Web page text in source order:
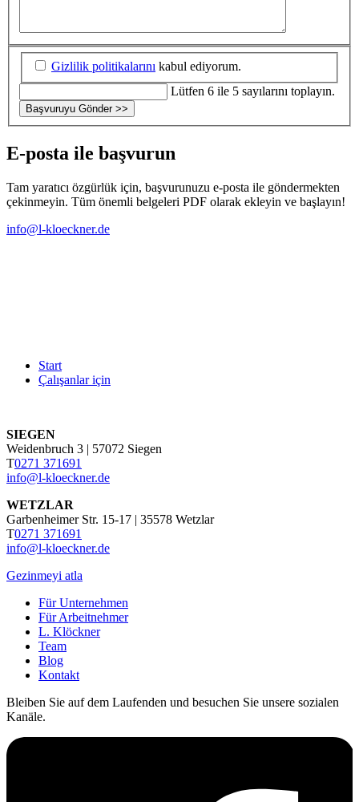
Gizlilik politikalarını kabul ediyorum.
Lütfen 6 ile 5 sayılarını toplayın.
Başvuruyu Gönder >>
E-posta ile başvurun
Tam yaratıcı özgürlük için, başvurunuzu e-posta ile göndermekten
çekinmeyin. Tüm önemli belgeleri PDF olarak ekleyin ve başlayın!
info@l-kloeckner.de
Start
Çalışanlar için
SIEGEN
Weidenbruch 3 | 57072 Siegen
T0271 371691
info@l-kloeckner.de
WETZLAR
Garbenheimer Str. 15-17 | 35578 Wetzlar
T0271 371691
info@l-kloeckner.de
Gezinmeyi atla
Für Unternehmen
Für Arbeitnehmer
L. Klöckner
Team
Blog
Kontakt
Bleiben Sie auf dem Laufenden und besuchen Sie unsere sozialen
Kanäle.